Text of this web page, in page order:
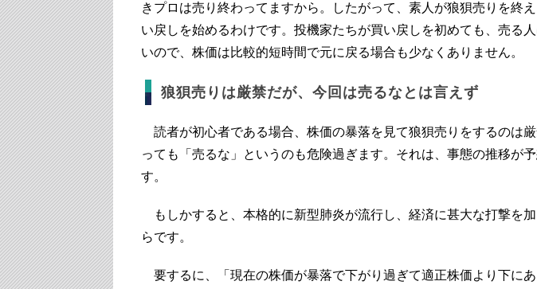
きプロは売り終わってますから。したがって、素人が狼狽売りを終
い戻しを始めるわけです。投機家たちが買い戻しを初めても、売る
いので、株価は比較的短時間で元に戻る場合も少なくありません。
狼狽売りは厳禁だが、今回は売るなとは言えず
読者が初心者である場合、株価の暴落を見て狼狽売りをするのは
っても「売るな」というのも危険過ぎます。それは、事態の推移が
す。
もしかすると、本格的に新型肺炎が流行し、経済に甚大な打撃を
らです。
要するに、「現在の株価が暴落で下がり過ぎて適正株価より下に